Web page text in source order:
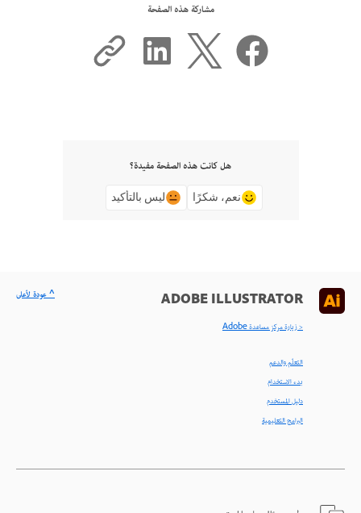
مشاركة هذه الصفحة
هل كانت هذه الصفحة مفيدة؟
نعم، شكرًا ليس بالتأكيد
ADOBE ILLUSTRATOR
< زيارة مركز مساعدة Adobe
التعلّم والدعم
بدء الاستخدام
دليل المستخدم
البرامج التعليمية
^ عودة لأعلى